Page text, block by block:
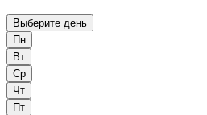
Выберите день
Пн
Вт
Ср
Чт
Пт